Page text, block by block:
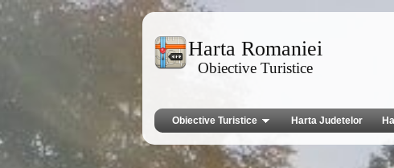
Harta Romaniei
Obiective Turistice
Obiective Turistice Harta Judetelor